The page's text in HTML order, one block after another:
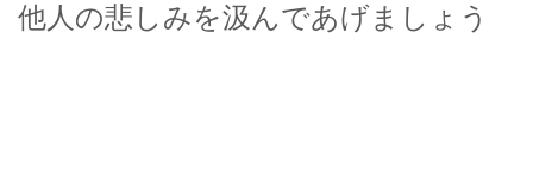
他人の悲しみを汲んであげましょう